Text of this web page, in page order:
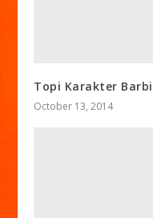
Topi Karakter
October 13, 2014